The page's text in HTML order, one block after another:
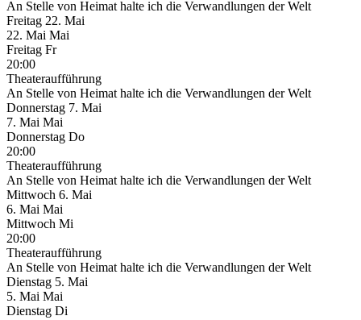
An Stelle von Heimat halte ich die Verwandlungen der Welt
Freitag 22. Mai
22. Mai Mai
Freitag Fr
20:00
Theateraufführung
An Stelle von Heimat halte ich die Verwandlungen der Welt
Donnerstag 7. Mai
7. Mai Mai
Donnerstag Do
20:00
Theateraufführung
An Stelle von Heimat halte ich die Verwandlungen der Welt
Mittwoch 6. Mai
6. Mai Mai
Mittwoch Mi
20:00
Theateraufführung
An Stelle von Heimat halte ich die Verwandlungen der Welt
Dienstag 5. Mai
5. Mai Mai
Dienstag Di